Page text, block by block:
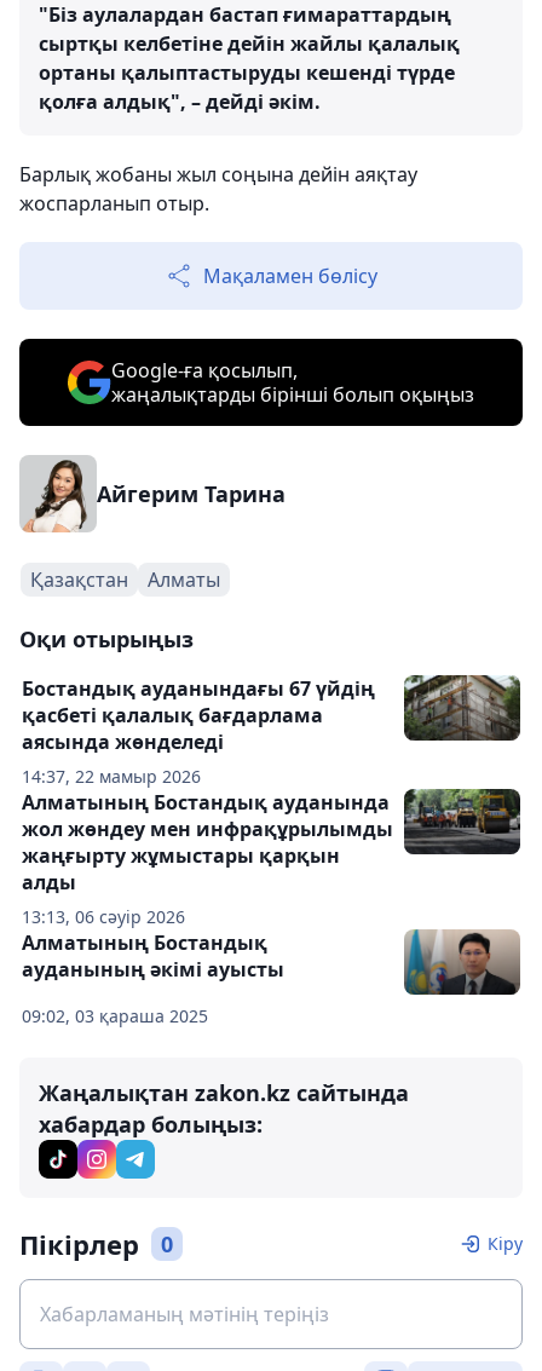
"Біз аулалардан бастап ғимараттардың
сыртқы келбетіне дейін жайлы қалалық
ортаны қалыптастыруды кешенді түрде
қолға алдық", – дейді әкім.
Барлық жобаны жыл соңына дейін аяқтау
жоспарланып отыр.
Мақаламен бөлісу
Google-ға қосылып,
жаңалықтарды бірінші болып оқыңыз
Айгерим Тарина
Қазақстан Алматы
Оқи отырыңыз
14:37, 22 мамыр 2026
Бостандық ауданындағы 67 үйдің
қасбеті қалалық бағдарлама
аясында жөнделеді
13:13, 06 сәуір 2026
Алматының Бостандық ауданында
жол жөндеу мен инфрақұрылымды
жаңғырту жұмыстары қарқын
алды
09:02, 03 қараша 2025
Алматының Бостандық
ауданының әкімі ауысты
Жаңалықтан zakon.kz сайтында
хабардар болыңыз:
Пікірлер 0 Кіру